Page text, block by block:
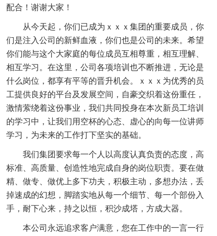
配合！谢谢大家！
从今天起，你们已成为ｘｘｘ集团的重要成员，你
们是注入公司的新鲜血液，你们也是公司的未来。希望
你们能与这个大家庭的每位成员互相尊重，相互理解、
相互学习。在这里，公司各项培训也不断推进，无论是
什么岗位，都享有平等的晋升机会。ｘｘｘ为优秀的员
工提供良好的平台及发展空间，自豪交织着这份重任，
激情萦绕着这份事业，我们共同投身在本次新员工培训
的学习中，让我们用空杯的心态、虚心的向每一位讲师
学习，为未来的工作打下坚实的基础。
我们集团要求每一个人以高度认真负责的态度，高
标准、高质量、创造性地完成自身的岗位职责。要在做
精、做专、做优上多下功夫，积极主动，多想办法，丢
掉速成的幻想，脚踏实地从每一个细节、每一个部份入
手，耐下心来，持之以恒，积沙成塔，方成大器。
本公司永远追求客户满意，您在工作中的一言一行